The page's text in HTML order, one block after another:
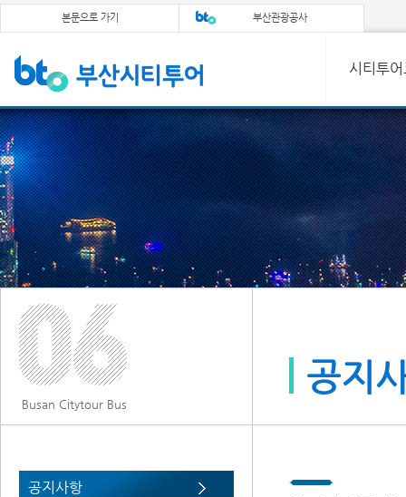
본문으로 가기 부산관광공사
시티투
Busan Citytour Bus
공지사항
공지